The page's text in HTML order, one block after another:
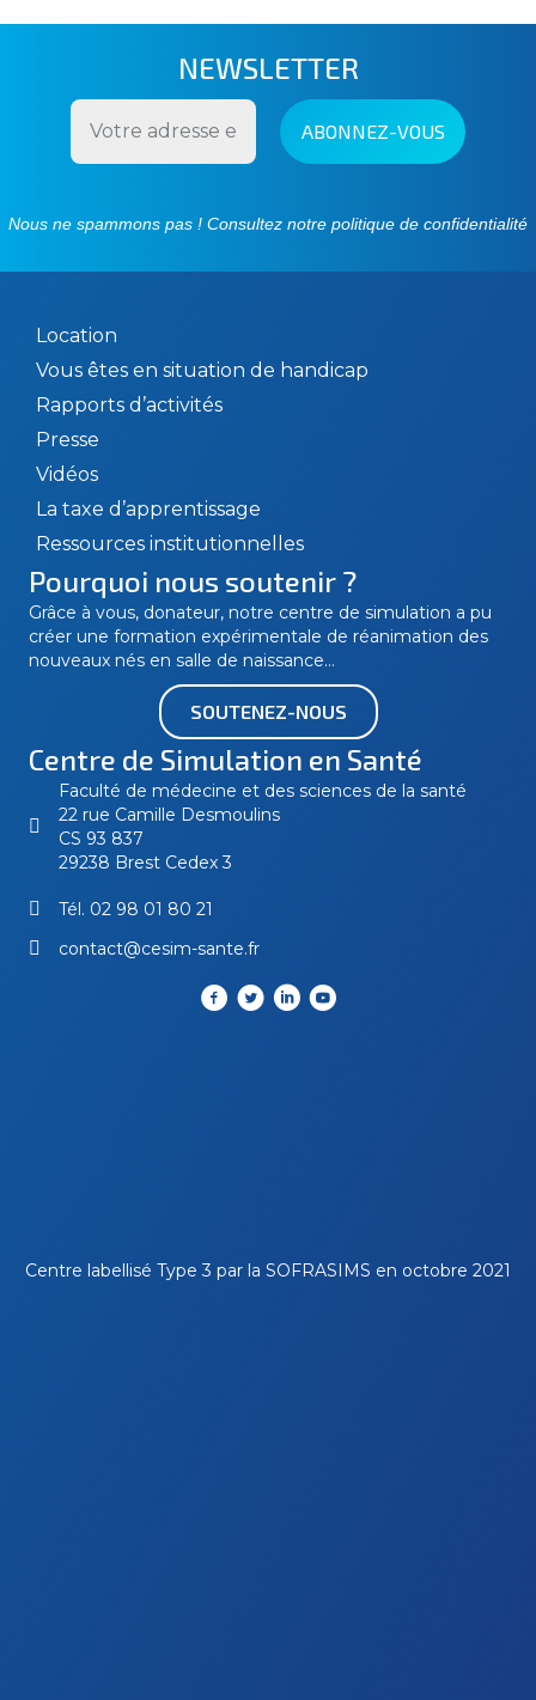
NEWSLETTER
Nous ne spammons pas ! Consultez notre politique de confidentialité
Location
Vous êtes en situation de handicap
Rapports d’activités
Presse
Vidéos
La taxe d’apprentissage
Ressources institutionnelles
Pourquoi nous soutenir ?
Grâce à vous, donateur, notre centre de simulation a pu
créer une formation expérimentale de réanimation des
nouveaux nés en salle de naissance…
SOUTENEZ-NOUS
Centre de Simulation en Santé
Faculté de médecine et des sciences de la santé
22 rue Camille Desmoulins
CS 93 837
29238 Brest Cedex 3
Tél. 02 98 01 80 21
contact@cesim-sante.fr
Centre labellisé Type 3 par la SOFRASIMS en octobre 2021